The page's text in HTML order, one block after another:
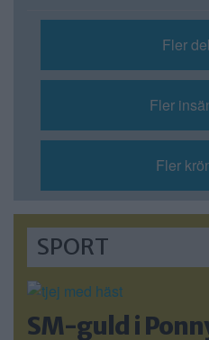
Fler
Fler
Fler
SPORT
SM-guld i